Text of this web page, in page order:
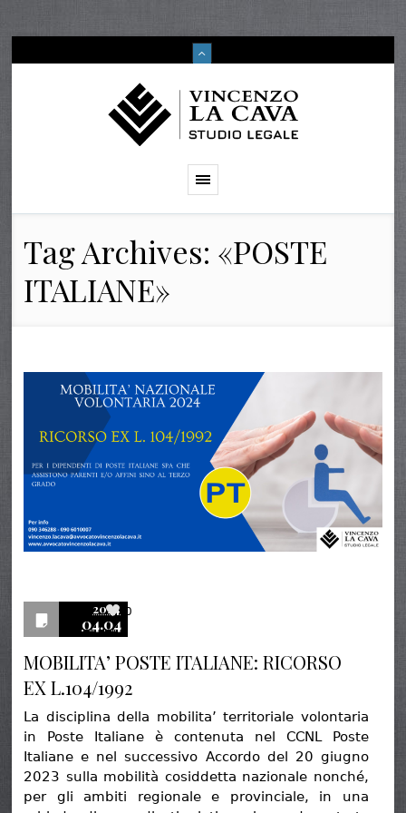
Tag Archives: «POSTE
ITALIANE»
2024
04.04
0
MOBILITA’ POSTE ITALIANE: RICORSO
EX L.104/1992
La disciplina della mobilita’ territoriale volontaria
in Poste Italiane è contenuta nel CCNL Poste
Italiane e nel successivo Accordo del 20 giugno
2023 sulla mobilità cosiddetta nazionale nonché,
per gli ambiti regionale e provinciale, in una